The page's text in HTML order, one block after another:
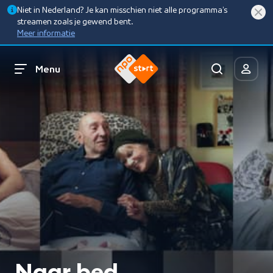
Niet in Nederland? Je kan misschien niet alle programma’s
streamen zoals je gewend bent.
Meer informatie
Menu